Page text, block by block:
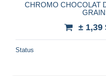
CHROMO CHOCOLAT
± 1,39
Status